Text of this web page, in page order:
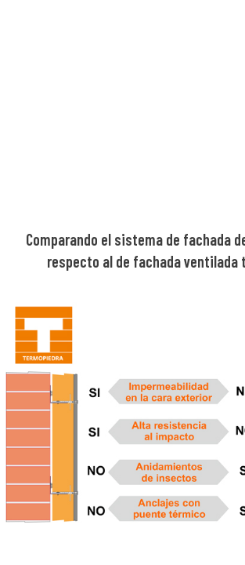
Comparando el sistema de fachada
respecto al de fachada ventilada